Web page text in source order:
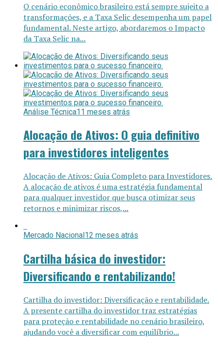
O cenário econômico brasileiro está sempre sujeito a
transformações, e a Taxa Selic desempenha um papel
fundamental. Neste artigo, abordaremos o Impacto
da Taxa Selic na...
Análise Técnica11 meses atrás
Alocação de Ativos: O guia definitivo
para investidores inteligentes
Alocação de Ativos: Guia Completo para Investidores.
A alocação de ativos é uma estratégia fundamental
para qualquer investidor que busca otimizar seus
retornos e minimizar riscos,...
Mercado Nacional 12 meses atrás
Cartilha básica do investidor:
Diversificando e rentabilizando!
Cartilha do investidor: Diversificação e rentabilidade.
A presente cartilha do investidor traz estratégias
para proteção e rentabilidade no cenário brasileiro,
ajudando você a diversificar com equilíbrio...